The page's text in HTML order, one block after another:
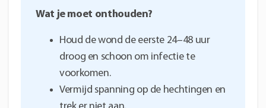
Wat je moet onthouden?
Houd de wond de eerste 24–48 uur
droog en schoon om infectie te
voorkomen.
Vermijd spanning op de hechtingen en